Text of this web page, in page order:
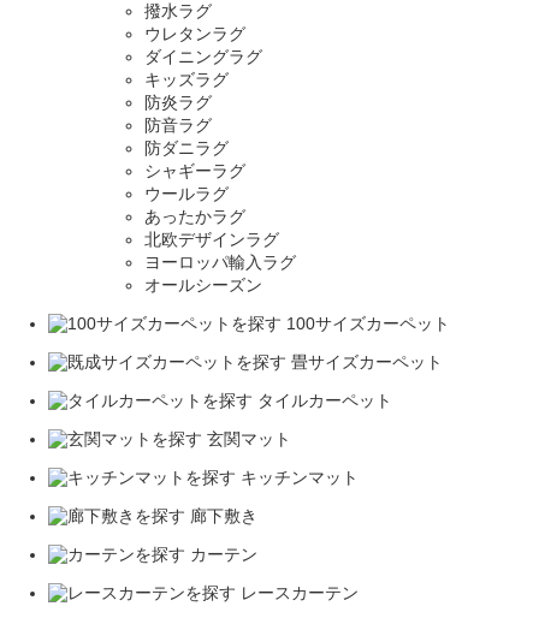
撥水ラグ
ウレタンラグ
ダイニングラグ
キッズラグ
防炎ラグ
防音ラグ
防ダニラグ
シャギーラグ
ウールラグ
あったかラグ
北欧デザインラグ
ヨーロッパ輸入ラグ
オールシーズン
100サイズカーペット
畳サイズカーペット
タイルカーペット
玄関マット
キッチンマット
廊下敷き
カーテン
レースカーテン